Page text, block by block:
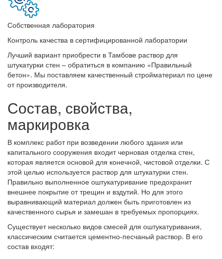
Собственная лаборатория
Контроль качества в сертифицированной лаборатории
Лучший вариант приобрести в Тамбове раствор для
штукатурки стен – обратиться в компанию «Правильный
бетон». Мы поставляем качественный стройматериал по цене
от производителя.
Состав, свойства,
маркировка
В комплекс работ при возведении любого здания или
капитального сооружения входит черновая отделка стен,
которая является основой для конечной, чистовой отделки. С
этой целью используется раствор для штукатурки стен.
Правильно выполненное оштукатуривание предохранит
внешнее покрытие от трещин и вздутий. Но для этого
выравнивающий материал должен быть приготовлен из
качественного сырья и замешан в требуемых пропорциях.
Существует несколько видов смесей для оштукатуривания,
классическим считается цементно-песчаный раствор. В его
состав входят: